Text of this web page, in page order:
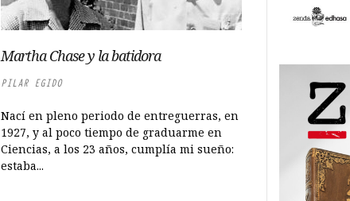
Martha Chase y la batidora
PILAR EGIDO
Nací en pleno periodo de entreguerras, en
1927, y al poco tiempo de graduarme en
Ciencias, a los 23 años, cumplía mi sueño:
estaba...